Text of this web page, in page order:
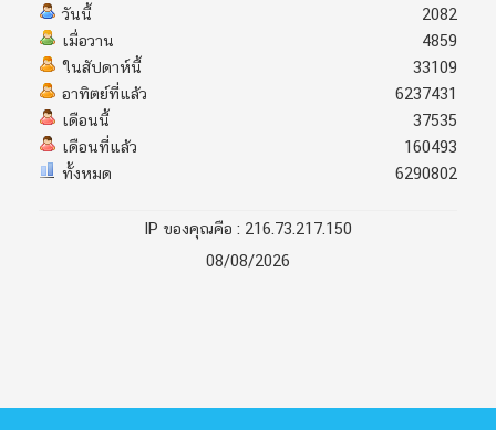
วันนี้
เมื่อวาน
ในสัปดาห์นี้
อาทิตย์ที่แล้ว
เดือนนี้
เดือนที่แล้ว
ทั้งหมด
2082
4859
33109
6237431
37535
160493
6290802
IP ของคุณคือ : 216.73.217.150
08/08/2026